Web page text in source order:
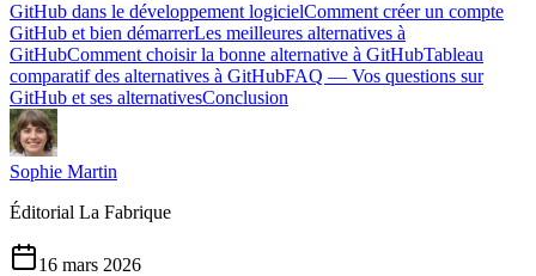
GitHub dans le développement logicielComment créer un compte
GitHub et bien démarrerLes meilleures alternatives à
GitHubComment choisir la bonne alternative à GitHubTableau
comparatif des alternatives à GitHubFAQ — Vos questions sur
GitHub et ses alternativesConclusion
Sophie Martin
Éditorial La Fabrique
16 mars 2026